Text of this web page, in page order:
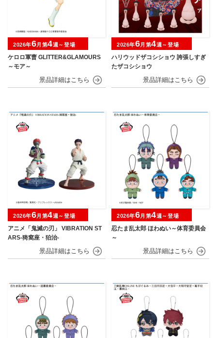
ケロロ軍曹 GLITTER&GLAMOURS
～モア～
2026年6月第4週～登場
ハリウッドザコシショウ 誇張しすぎ
たザコシショウ
2026年6月第4週～登場
アニメ「鬼滅の刃」 VIBRATION ST
ARS-猗窩座・狛治-
2026年6月第4週～登場
忍たま乱太郎 ほわぬい～体育委員会
～
2026年6月第4週～登場